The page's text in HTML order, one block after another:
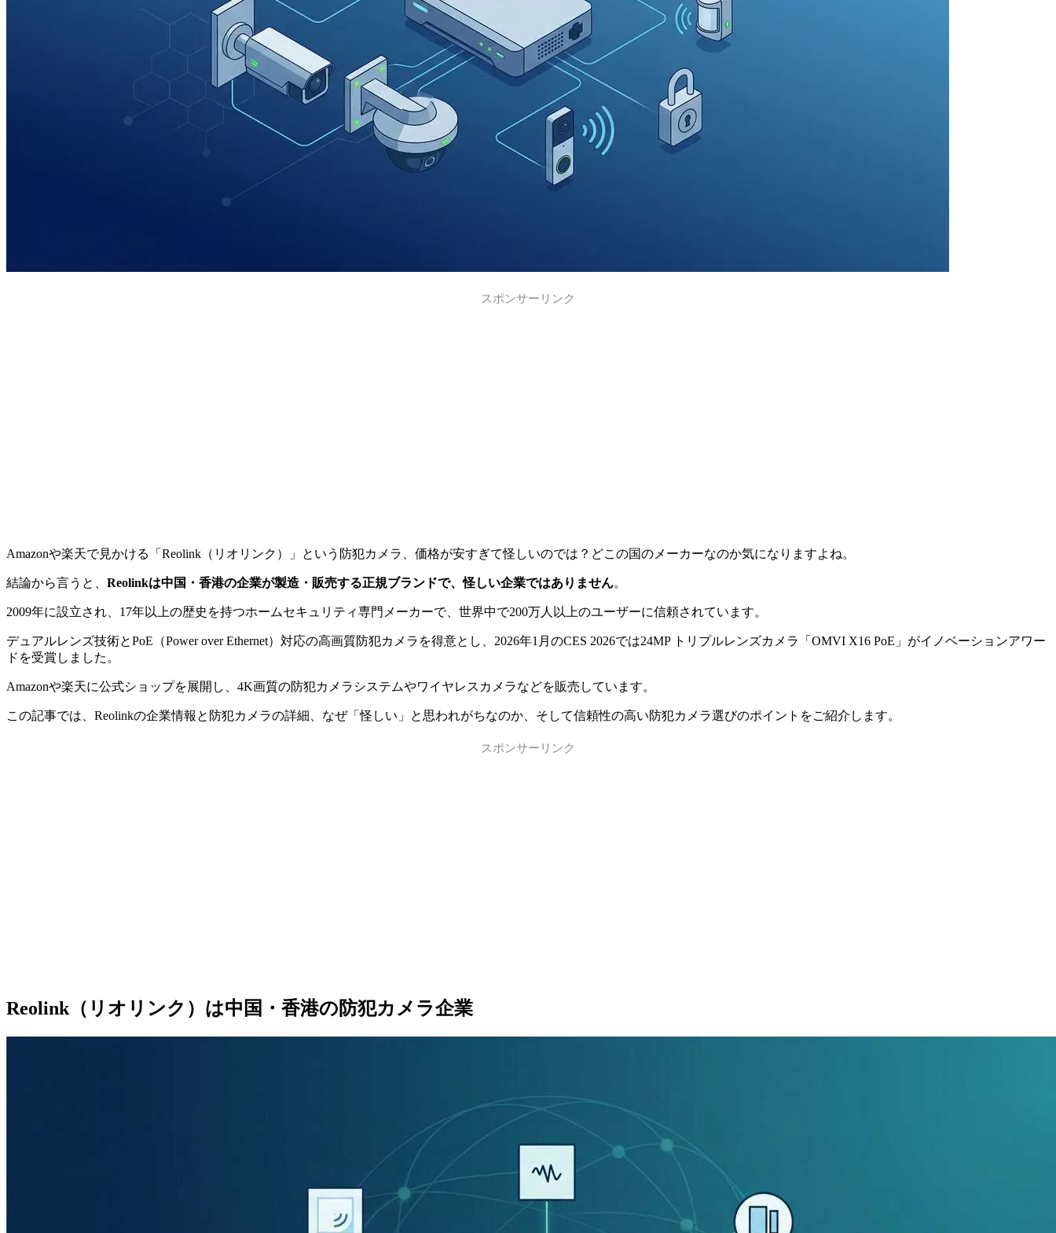
スポンサーリンク
Amazonや楽天で見かける「Reolink（リオリンク）」という防犯カメラ、価格が安すぎて怪しいのでは？どこの国のメーカーなのか気になりますよね。
結論から言うと、 Reolinkは中国・香港の企業が製造・販売する正規ブランドで、怪しい企業ではありません。
2009年に設立され、17年以上の歴史を持つホームセキュリティ専門メーカーで、世界中で200万人以上のユーザーに信頼されています。
デュアルレンズ技術とPoE（Power over Ethernet）対応の高画質防犯カメラを得意とし、2026年1月のCES 2026では24MP トリプルレンズカメラ「OMVI X16 PoE」がイノベーションアワー
ドを受賞しました。
Amazonや楽天に公式ショップを展開し、4K画質の防犯カメラシステムやワイヤレスカメラなどを販売しています。
この記事では、Reolinkの企業情報と防犯カメラの詳細、なぜ「怪しい」と思われがちなのか、そして信頼性の高い防犯カメラ選びのポイントをご紹介します。
スポンサーリンク
Reolink（リオリンク）は中国・香港の防犯カメラ企業